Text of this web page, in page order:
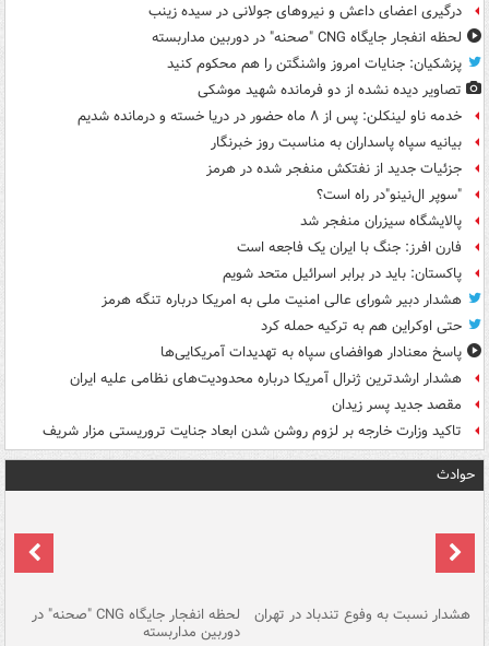
درگیری اعضای داعش و نیروهای جولانی در سیده زینب
لحظه انفجار جایگاه CNG "صحنه" در دوربین مداربسته
پزشکیان: جنایات امروز واشنگتن را هم محکوم کنید
تصاویر دیده‌ نشده از دو فرمانده شهید موشکی
خدمه ناو لینکلن: پس از ۸ ماه حضور در دریا خسته و درمانده‌ شدیم
بیانیه سپاه پاسداران به مناسبت روز خبرنگار
جزئیات جدید از نفتکش منفجر شده در هرمز
"سوپر ال‌نینو"در راه است؟
پالایشگاه سیزران منفجر شد
فارن افرز: جنگ با ایران یک فاجعه است
پاکستان: باید در برابر اسرائیل متحد شویم
هشدار دبیر شورای عالی امنیت ملی به امریکا درباره تنگه هرمز
حتی اوکراین هم به ترکیه حمله کرد
پاسخ معنادار هوافضای سپاه به تهدیدات آمریکایی‌ها
هشدار ارشدترین ژنرال آمریکا درباره محدودیت‌های نظامی علیه ایران
مقصد جدید پسر زیدان
تاکید وزارت خارجه بر لزوم روشن شدن ابعاد جنایت تروریستی مزار شریف
حوادث
هشدار نسبت به وفوع تندباد در تهران لحظه انفجار جایگاه CNG "صحنه" در
دوربین مداربسته